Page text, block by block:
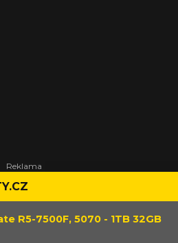
R5-7500F, 5070 - 1TB 32GB